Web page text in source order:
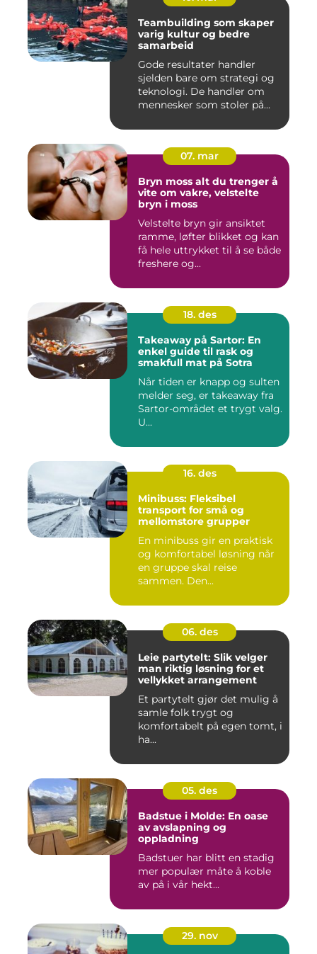
Teambuilding som skaper
varig kultur og bedre
samarbeid
Gode resultater handler
sjelden bare om strategi og
teknologi. De handler om
mennesker som stoler på...
07. mar
Bryn moss alt du trenger å
vite om vakre, velstelte
bryn i moss
Velstelte bryn gir ansiktet
ramme, løfter blikket og kan
få hele uttrykket til å se både
freshere og...
18. des
Takeaway på Sartor: En
enkel guide til rask og
smakfull mat på Sotra
Når tiden er knapp og sulten
melder seg, er takeaway fra
Sartor-området et trygt valg.
U...
16. des
Minibuss: Fleksibel
transport for små og
mellomstore grupper
En minibuss gir en praktisk
og komfortabel løsning når
en gruppe skal reise
sammen. Den...
06. des
Leie partytelt: Slik velger
man riktig løsning for et
vellykket arrangement
Et partytelt gjør det mulig å
samle folk trygt og
komfortabelt på egen tomt, i
ha...
05. des
Badstue i Molde: En oase
av avslapning og
oppladning
Badstuer har blitt en stadig
mer populær måte å koble
av på i vår hekt...
29. nov